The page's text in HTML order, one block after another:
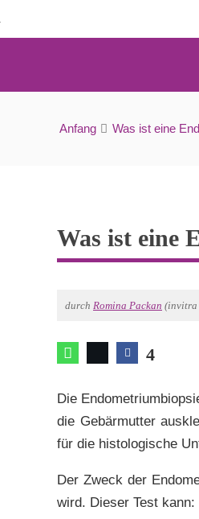
Was ist eine
Anfang Was ist eine
Was ist eine
durch Romina Packan (invitra
4
Die
die Gebärmutter
für die histologische
Der Zweck der
wird. Dieser Test kann: